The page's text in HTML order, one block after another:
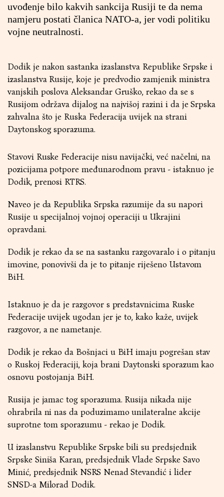
uvođenje bilo kakvih sankcija Rusiji te da nema
namjeru postati članica NATO-a, jer vodi politiku
vojne neutralnosti.
Dodik je nakon sastanka izaslanstva Republike Srpske i
izaslanstva Rusije, koje je predvodio zamjenik ministra
vanjskih poslova Aleksandar Gruško, rekao da se s
Rusijom održava dijalog na najvišoj razini i da je Srpska
zahvalna što je Ruska Federacija uvijek na strani
Daytonskog sporazuma.
Stavovi Ruske Federacije nisu navijački, već načelni, na
pozicijama potpore međunarodnom pravu - istaknuo je
Dodik, prenosi RTRS.
Naveo je da Republika Srpska razumije da su napori
Rusije u specijalnoj vojnoj operaciji u Ukrajini
opravdani.
Dodik je rekao da se na sastanku razgovaralo i o pitanju
imovine, ponovivši da je to pitanje riješeno Ustavom
BiH.
Istaknuo je da je razgovor s predstavnicima Ruske
Federacije uvijek ugodan jer je to, kako kaže, uvijek
razgovor, a ne nametanje.
Dodik je rekao da Bošnjaci u BiH imaju pogrešan stav
o Ruskoj Federaciji, koja brani Daytonski sporazum kao
osnovu postojanja BiH.
Rusija je jamac tog sporazuma. Rusija nikada nije
ohrabrila ni nas da poduzimamo unilateralne akcije
suprotne tom sporazumu - rekao je Dodik.
U izaslanstvu Republike Srpske bili su predsjednik
Srpske Siniša Karan, predsjednik Vlade Srpske Savo
Minić, predsjednik NSRS Nenad Stevandić i lider
SNSD-a Milorad Dodik.